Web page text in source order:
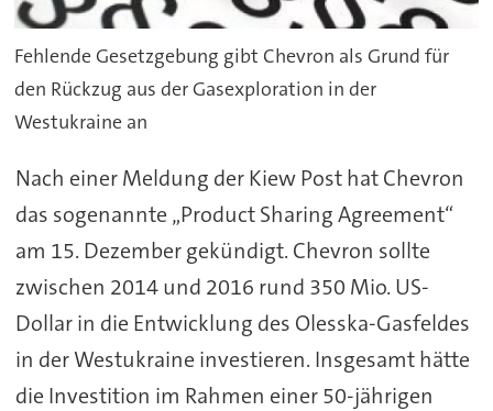
Fehlende Gesetzgebung gibt Chevron als Grund für
den Rückzug aus der Gasexploration in der
Westukraine an
Nach einer Meldung der Kiew Post hat Chevron
das sogenannte „Product Sharing Agreement“
am 15. Dezember gekündigt. Chevron sollte
zwischen 2014 und 2016 rund 350 Mio. US-
Dollar in die Entwicklung des Olesska-Gasfeldes
in der Westukraine investieren. Insgesamt hätte
die Investition im Rahmen einer 50-jährigen